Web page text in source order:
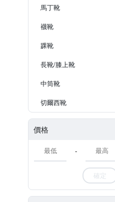
馬丁靴
襪靴
踝靴
長靴/膝上靴
中筒靴
切爾西靴
價格
-
確定